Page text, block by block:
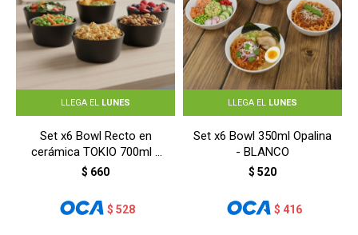
LLEGA EL LUNES
Set x6 Bowl Recto en
cerámica TOKIO 700ml -
NEGRO
$ 660
$ 528
LLEGA EL LUNES
Set x6 Bowl 350ml Opalina
- BLANCO
$ 520
$ 416